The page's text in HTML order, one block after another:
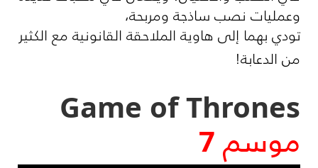
وعمليات نصب ساذجة ومربحة،
تودي بهما إلى هاوية الملاحقة القانونية مع الكثير
من الدعابة!
Game of Thrones
موسم 7